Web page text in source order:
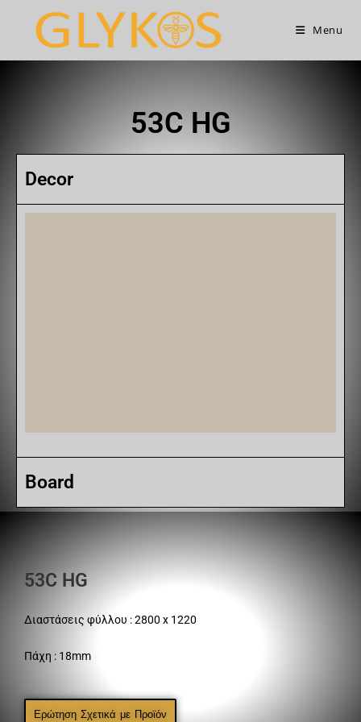
Menu
53C HG
Decor
Board
53C HG
Διαστάσεις φύλλου : 2800 x 1220
Πάχη : 18mm
Ερώτηση Σχετικά με Προϊόν